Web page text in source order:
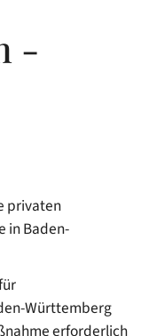
-
privaten
in Baden-
Württemberg
erforderlich